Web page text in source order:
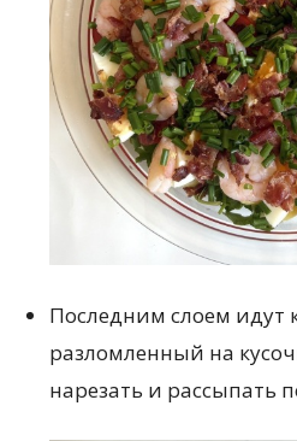
Последним слоем идут
разломленный на
нарезать и рассыпать